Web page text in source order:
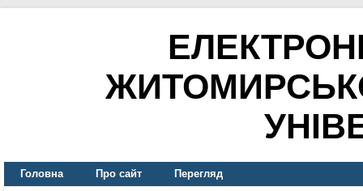
Головна Про сайт Перегляд